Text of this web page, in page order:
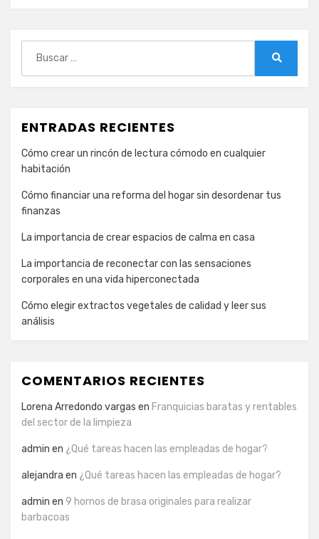
ENTRADAS RECIENTES
Cómo crear un rincón de lectura cómodo en cualquier
habitación
Cómo financiar una reforma del hogar sin desordenar tus
finanzas
La importancia de crear espacios de calma en casa
La importancia de reconectar con las sensaciones
corporales en una vida hiperconectada
Cómo elegir extractos vegetales de calidad y leer sus
análisis
COMENTARIOS RECIENTES
Lorena Arredondo vargas en Franquicias baratas y rentables
del sector de la limpieza
admin en ¿Qué tareas hacen las empleadas de hogar?
alejandra en ¿Qué tareas hacen las empleadas de hogar?
admin en 9 hornos de brasa originales para realizar
barbacoas